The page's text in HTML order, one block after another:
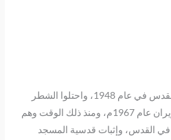
احتل اليهود الشطر الغربي من القدس في عام 1948، واحتلوا الشطر
الشرقي في السابع من يونيو حزيران عام 1967م، ومنذ ذلك الوقت وهم
في القدس، وإثبات قدسية المسجد